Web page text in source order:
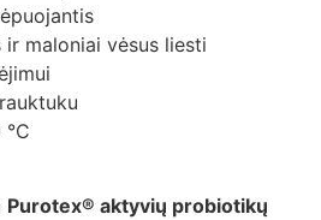
ir maloniai vėsus liesti
Purotex® aktyvių probiotikų